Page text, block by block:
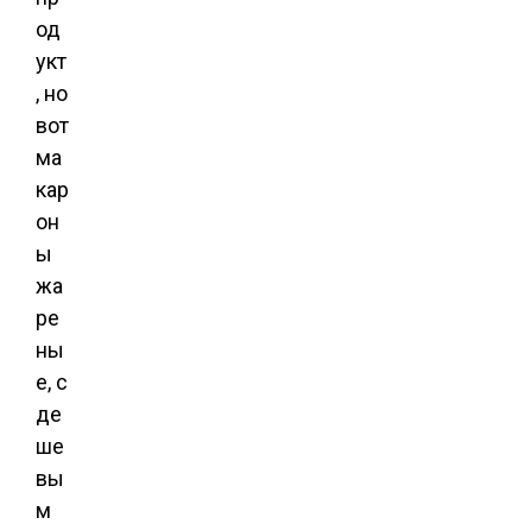
од
укт
, но
вот
ма
кар
он
ы
жа
ре
ны
е, с
де
ше
вы
м